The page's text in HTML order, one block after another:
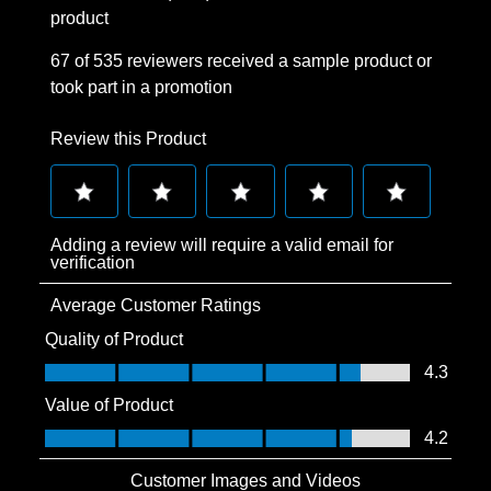
product
67 of 535 reviewers received a sample product or
took part in a promotion
Review this Product
to
rate
the
item
with
star.
to
rate
the
item
with
stars.
rate
the
with
rate
with
rate
with
Adding a review will require a valid email for
verification
Average Customer Ratings
Quality of Product
Quality of Product, 4.3 out of 5
4.3
Value of Product
Value of Product, 4.2 out of 5
4.2
Customer Images and Videos